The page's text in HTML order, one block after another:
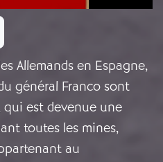
Allemands en Espagne,
général Franco sont
est devenue une
toutes les mines,
au